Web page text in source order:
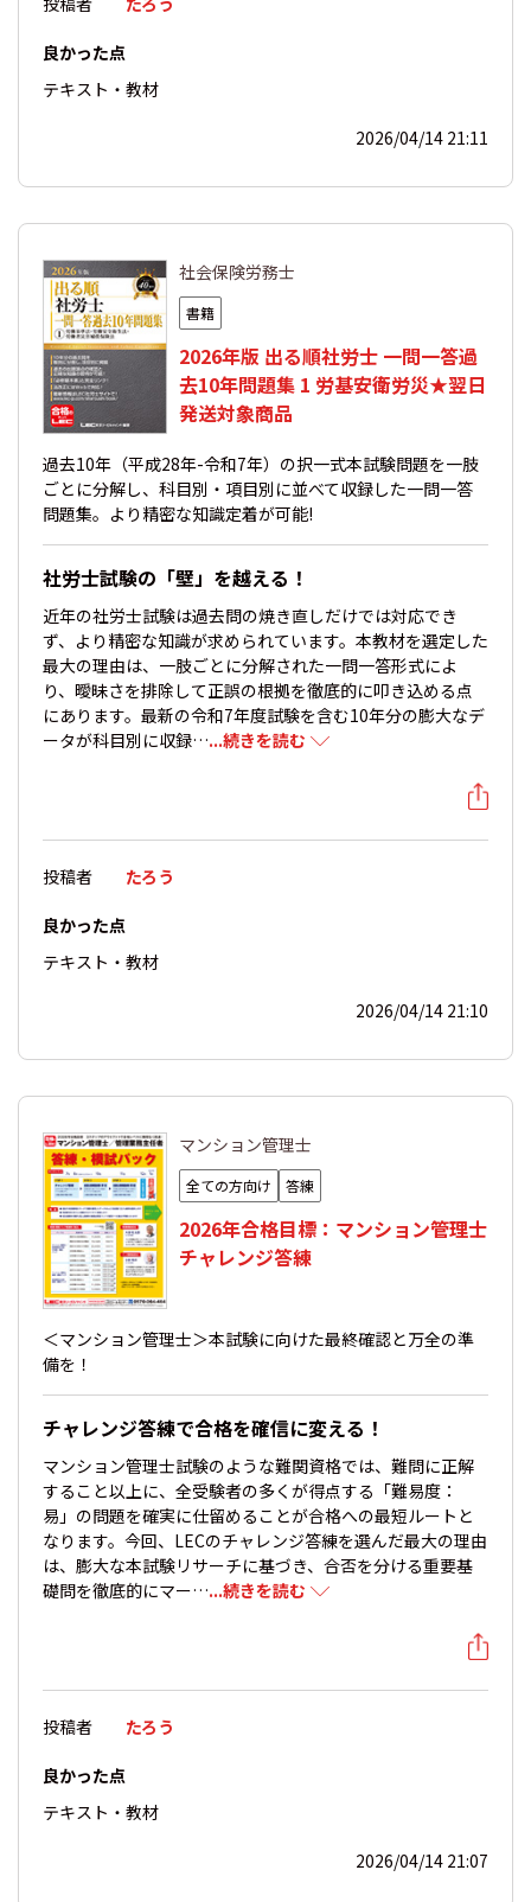
良かった点
テキスト・教材
2026/04/14 21:11
社会保険労務士
書籍
2026年版 出る順社労士 一問一答過
去10年問題集 1 労基安衛労災★翌日
発送対象商品
過去10年（平成28年-令和7年）の択一式本試験問題を一肢
ごとに分解し、科目別・項目別に並べて収録した一問一答
問題集。より精密な知識定着が可能!
社労士試験の「壁」を越える！
近年の社労士試験は過去問の焼き直しだけでは対応でき
ず、より精密な知識が求められています。本教材を選定した
最大の理由は、一肢ごとに分解された一問一答形式によ
り、曖昧さを排除して正誤の根拠を徹底的に叩き込める点
にあります。最新の令和7年度試験を含む10年分の膨大なデ
ータが科目別に収録…...続きを読む
投稿者 たろう
良かった点
テキスト・教材
2026/04/14 21:10
マンション管理士
全ての方向け 答練
2026年合格目標：マンション管理士
チャレンジ答練
＜マンション管理士＞本試験に向けた最終確認と万全の準
備を！
チャレンジ答練で合格を確信に変える！
マンション管理士試験のような難関資格では、難問に正解
すること以上に、全受験者の多くが得点する「難易度：
易」の問題を確実に仕留めることが合格への最短ルートと
なります。今回、LECのチャレンジ答練を選んだ最大の理由
は、膨大な本試験リサーチに基づき、合否を分ける重要基
礎問を徹底的にマー…...続きを読む
投稿者 たろう
良かった点
テキスト・教材
2026/04/14 21:07